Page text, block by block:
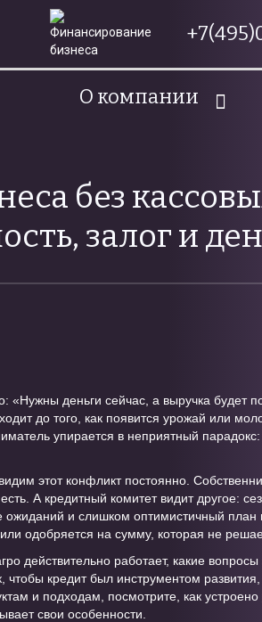
О компании
без
залог и
«Нужны деньги сейчас, а выручка будет
до того, как появится урожай или
упирается в неприятный
этот конфликт постоянно.
А кредитный комитет видит другое:
и слишком оптимистичный план
одобряется на сумму, которая не
действительно работает, какие
кредит был инструментом
и подходам, посмотрите, как устроено
свои особенности.